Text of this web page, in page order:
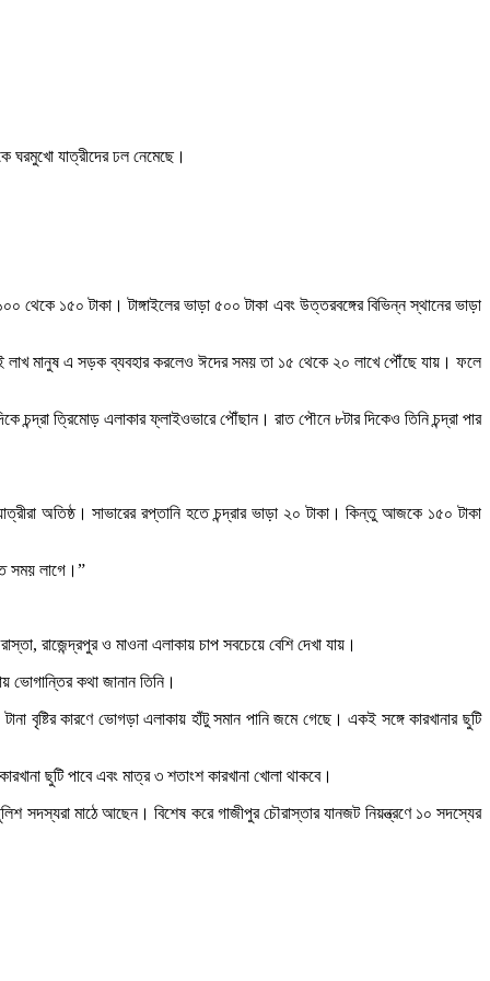
ঘরমুখো যাত্রীদের ঢল নেমেছে।
১৫০ টাকা। টাঙ্গাইলের ভাড়া ৫০০ টাকা এবং উত্তরবঙ্গের বিভিন্ন স্থানের ভাড়া
লাখ মানুষ এ সড়ক ব্যবহার করলেও ঈদের সময় তা ১৫ থেকে ২০ লাখে পৌঁছে যায়। ফলে
চন্দ্রা ত্রিমোড় এলাকার ফ্লাইওভারে পৌঁছান। রাত পৌনে ৮টার দিকেও তিনি চন্দ্রা পার
অতিষ্ঠ। সাভারের রপ্তানি হতে চন্দ্রার ভাড়া ২০ টাকা। কিন্তু আজকে ১৫০ টাকা
সময় লাগে।”
রাজেন্দ্রপুর ও মাওনা এলাকায় চাপ সবচেয়ে বেশি দেখা যায়।
ভোগান্তির কথা জানান তিনি।
বৃষ্টির কারণে ভোগড়া এলাকায় হাঁটু সমান পানি জমে গেছে। একই সঙ্গে কারখানার ছুটি
ছুটি পাবে এবং মাত্র ৩ শতাংশ কারখানা খোলা থাকবে।
সদস্যরা মাঠে আছেন। বিশেষ করে গাজীপুর চৌরাস্তার যানজট নিয়ন্ত্রণে ১০ সদস্যের